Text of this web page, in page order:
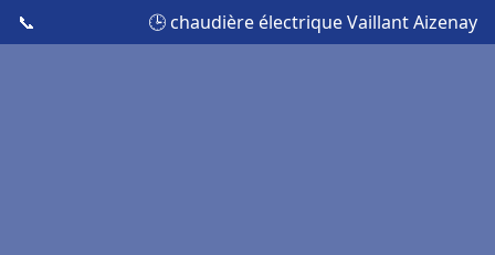
📞 🕒 chaudière électrique Vaillant Aizenay